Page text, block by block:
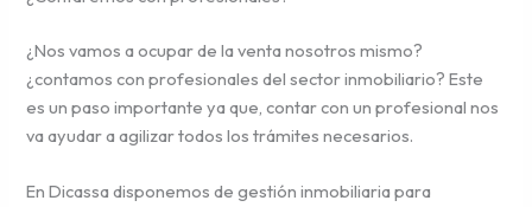
¿Nos vamos a ocupar de la venta nosotros mismo?
¿contamos con profesionales del sector inmobiliario? Este
es un paso importante ya que, contar con un profesional nos
va ayudar a agilizar todos los trámites necesarios.
En Dicassa disponemos de gestión inmobiliaria para